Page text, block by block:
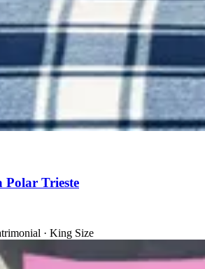
Polar Trieste
· King Size